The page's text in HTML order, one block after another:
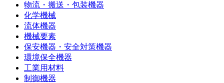
物流・搬送・包装機器
化学機械
流体機器
機械要素
保安機器・安全対策機器
環境保全機器
工業用材料
制御機器